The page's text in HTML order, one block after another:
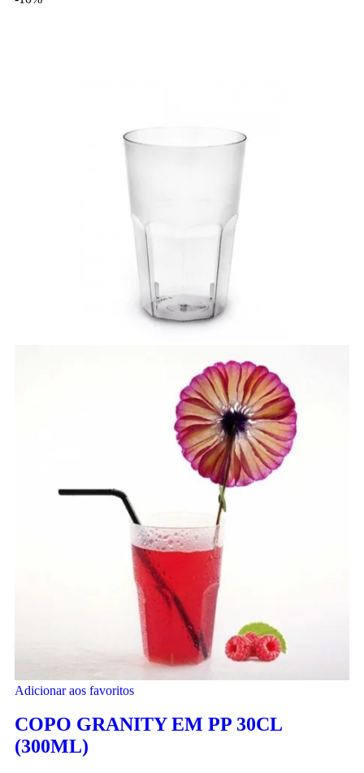
Adicionar aos favoritos
COPO GRANITY EM PP 30CL
(300ML)